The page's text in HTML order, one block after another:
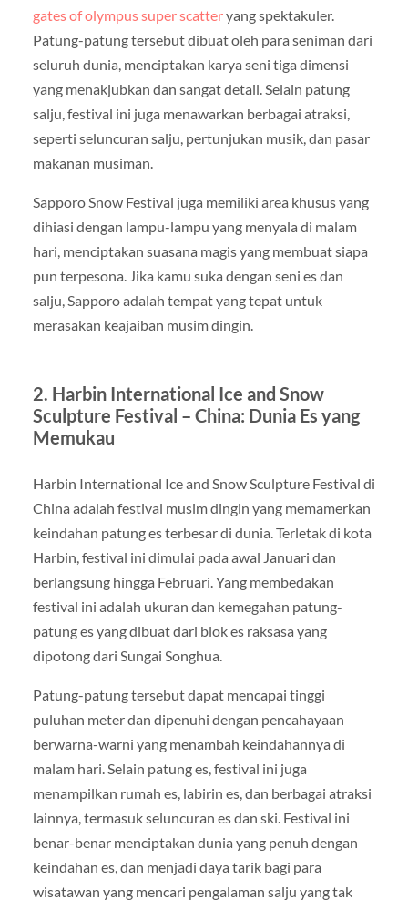
gates of olympus super scatteryang spektakuler.
Patung-patung tersebut dibuat oleh para seniman dari
seluruh dunia, menciptakan karya seni tiga dimensi
yang menakjubkan dan sangat detail. Selain patung
salju, festival ini juga menawarkan berbagai atraksi,
seperti seluncuran salju, pertunjukan musik, dan pasar
makanan musiman.
Sapporo Snow Festival juga memiliki area khusus yang
dihiasi dengan lampu-lampu yang menyala di malam
hari, menciptakan suasana magis yang membuat siapa
pun terpesona. Jika kamu suka dengan seni es dan
salju, Sapporo adalah tempat yang tepat untuk
merasakan keajaiban musim dingin.
2. Harbin International Ice and Snow
Sculpture Festival – China: Dunia Es yang
Memukau
Harbin International Ice and Snow Sculpture Festival di
China adalah festival musim dingin yang memamerkan
keindahan patung es terbesar di dunia. Terletak di kota
Harbin, festival ini dimulai pada awal Januari dan
berlangsung hingga Februari. Yang membedakan
festival ini adalah ukuran dan kemegahan patung-
patung es yang dibuat dari blok es raksasa yang
dipotong dari Sungai Songhua.
Patung-patung tersebut dapat mencapai tinggi
puluhan meter dan dipenuhi dengan pencahayaan
berwarna-warni yang menambah keindahannya di
malam hari. Selain patung es, festival ini juga
menampilkan rumah es, labirin es, dan berbagai atraksi
lainnya, termasuk seluncuran es dan ski. Festival ini
benar-benar menciptakan dunia yang penuh dengan
keindahan es, dan menjadi daya tarik bagi para
wisatawan yang mencari pengalaman salju yang tak